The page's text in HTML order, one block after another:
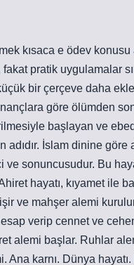
kısaca e ödev konusu
pratik uygulamalar
bir çerçeve daha
göre ölümden
başlayan ve
adıdır. İslam dinine göre
ve sonuncusudur. Bu
hayatı, kıyamet ile
ve mahşer alemi
verip cennet ve
alemi başlar. Ruhlar
Ana karnı. Dünya